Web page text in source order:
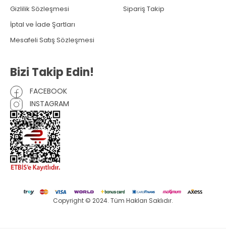
Gizlilik Sözleşmesi
İptal ve İade Şartları
Mesafeli Satış Sözleşmesi
Sipariş Takip
Bizi Takip Edin!
FACEBOOK
INSTAGRAM
Copyright © 2024. Tüm Hakları Saklıdır.